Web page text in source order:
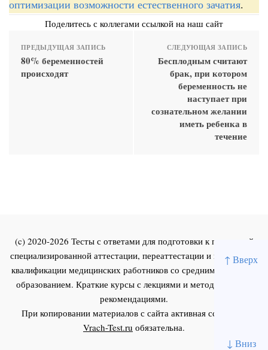
↑ Вверх
↓ Вниз
оптимизации возможности естественного зачатия.
Поделитесь с коллегами ссылкой на наш сайт
ПРЕДЫДУЩАЯ ЗАПИСЬ
80% беременностей
происходят
СЛЕДУЮЩАЯ ЗАПИСЬ
Бесплодным считают
брак, при котором
беременность не
наступает при
сознательном желании
иметь ребенка в
течение
(c) 2020-2026 Тесты с ответами для подготовки к первичной
специализированной аттестации, переаттестации и повышения
квалификации медицинских работников со средним и высшим
образованием. Краткие курсы с лекциями и методическими
рекомендациями.
При копировании материалов с сайта активная ссылка на
Vrach-Test.ru обязательна.